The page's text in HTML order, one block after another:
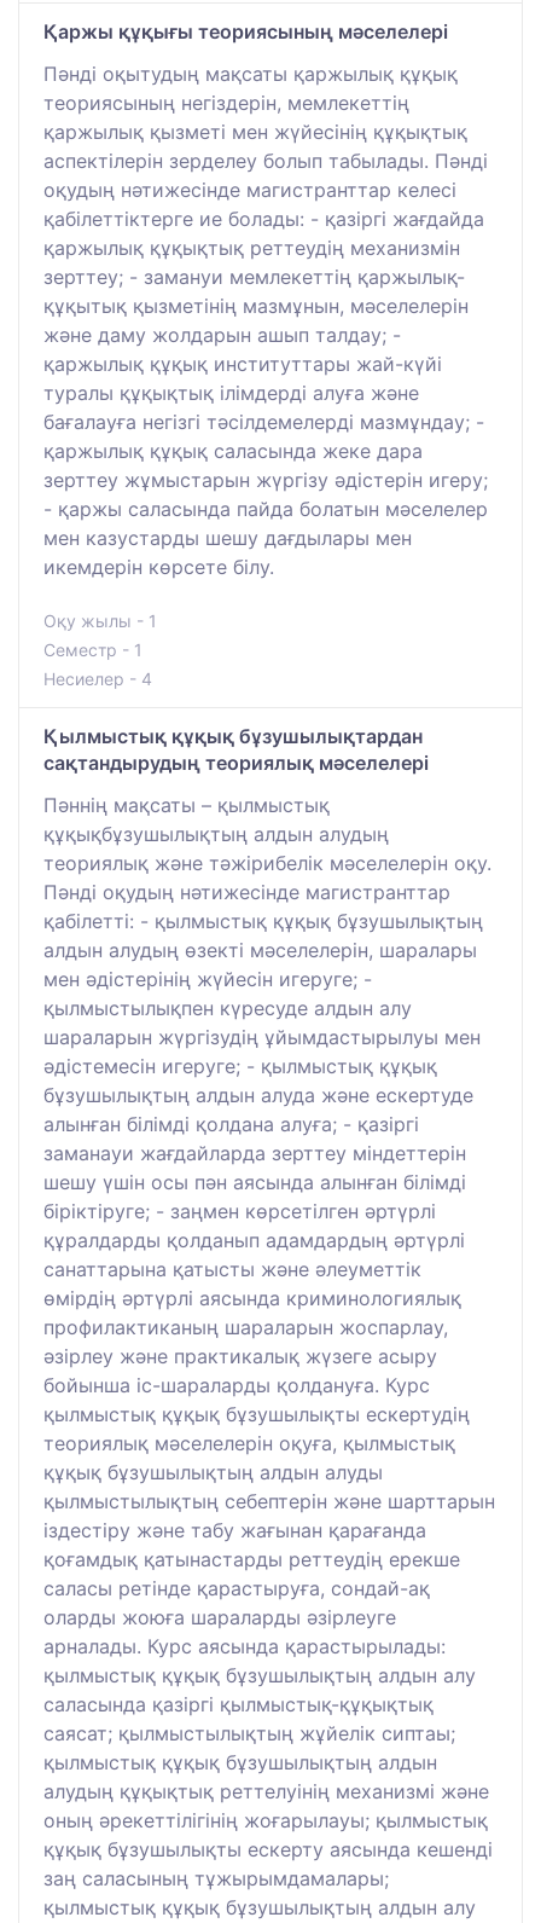
Қаржы құқығы теориясының мәселелері
Пәнді оқытудың мақсаты қаржылық құқық
теориясының негіздерін, мемлекеттің
қаржылық қызметі мен жүйесінің құқықтық
аспектілерін зерделеу болып табылады. Пәнді
оқудың нәтижесінде магистранттар келесі
қабілеттіктерге ие болады: - қазіргі жағдайда
қаржылық құқықтық реттеудің механизмін
зерттеу; - замануи мемлекеттің қаржылық-
құқытық қызметінің мазмұнын, мәселелерін
және даму жолдарын ашып талдау; -
қаржылық құқық институттары жай-күйі
туралы құқықтық ілімдерді алуға және
бағалауға негізгі тәсілдемелерді мазмұндау; -
қаржылық құқық саласында жеке дара
зерттеу жұмыстарын жүргізу әдістерін игеру;
- қаржы саласында пайда болатын мәселелер
мен казустарды шешу дағдылары мен
икемдерін көрсете білу.
Оқу жылы - 1
Семестр - 1
Несиелер - 4
Қылмыстық құқық бұзушылықтардан
сақтандырудың теориялық мәселелері
Пәннің мақсаты – қылмыстық
құқықбұзушылықтың алдын алудың
теориялық және тәжірибелік мәселелерін оқу.
Пәнді оқудың нәтижесінде магистранттар
қабілетті: - қылмыстық құқық бұзушылықтың
алдын алудың өзекті мәселелерін, шаралары
мен әдістерінің жүйесін игеруге; -
қылмыстылықпен күресуде алдын алу
шараларын жүргізудің ұйымдастырылуы мен
әдістемесін игеруге; - қылмыстық құқық
бұзушылықтың алдын алуда және ескертуде
алынған білімді қолдана алуға; - қазіргі
заманауи жағдайларда зерттеу міндеттерін
шешу үшін осы пән аясында алынған білімді
біріктіруге; - заңмен көрсетілген әртүрлі
құралдарды қолданып адамдардың әртүрлі
санаттарына қатысты және әлеуметтік
өмірдің әртүрлі аясында криминологиялық
профилактиканың шараларын жоспарлау,
әзірлеу және практикалық жүзеге асыру
бойынша іс-шараларды қолдануға. Курс
қылмыстық құқық бұзушылықты ескертудің
теориялық мәселелерін оқуға, қылмыстық
құқық бұзушылықтың алдын алуды
қылмыстылықтың себептерін және шарттарын
іздестіру және табу жағынан қарағанда
қоғамдық қатынастарды реттеудің ерекше
саласы ретінде қарастыруға, сондай-ақ
оларды жоюға шараларды әзірлеуге
арналады. Курс аясында қарастырылады:
қылмыстық құқық бұзушылықтың алдын алу
саласында қазіргі қылмыстық-құқықтық
саясат; қылмыстылықтың жұйелік сиптаы;
қылмыстық құқық бұзушылықтың алдын
алудың құқықтық реттелуінің механизмі және
оның әрекеттілігінің жоғарылауы; қылмыстық
құқық бұзушылықты ескерту аясында кешенді
заң саласының тұжырымдамалары;
қылмыстық құқық бұзушылықтың алдын алу